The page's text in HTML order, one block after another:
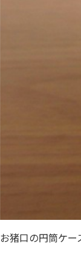
お猪口の円筒ケ